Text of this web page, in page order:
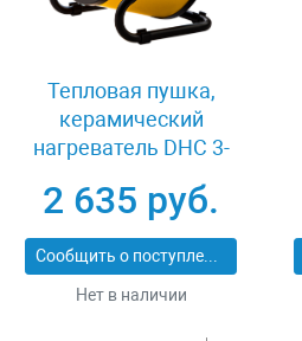
Тепловая пушка,
керамический
нагреватель DHC 3-
кВт Denzel 96431
2 635 руб.
Сообщить о поступлении
Нет в наличии